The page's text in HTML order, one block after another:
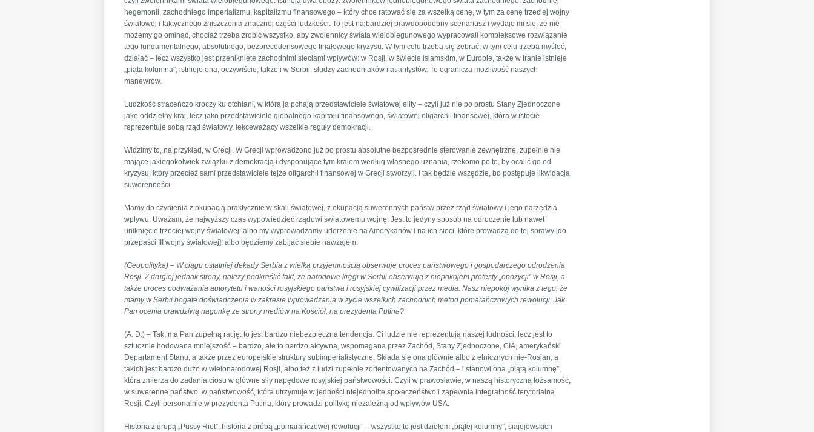
hegemonii, zachodniego imperializmu, kapitalizmu finansowego – który chce ratować się za wszelką cenę, w tym za cenę trzeciej wojny
światowej i faktycznego zniszczenia znacznej części ludzkości. To jest najbardziej prawdopodobny scenariusz i wydaje mi się, że nie
możemy go ominąć, chociaż trzeba zrobić wszystko, aby zwolennicy świata wielobiegunowego wypracowali kompleksowe rozwiązanie
tego fundamentalnego, absolutnego, bezprecedensowego finałowego kryzysu. W tym celu trzeba się zebrać, w tym celu trzeba myśleć,
działać – lecz wszystko jest przeniknięte zachodnimi sieciami wpływów: w Rosji, w świecie islamskim, w Europie, także w Iranie istnieje
„piąta kolumna”; istnieje ona, oczywiście, także i w Serbii: słudzy zachodniaków i atlantystów. To оgranicza możliwość naszych
manewrów.
Ludzkość straceńczo kroczy ku otchłani, w którą ją pchają przedstawiciele światowej elity – czyli już nie po prostu Stany Zjednoczone
jako oddzielny kraj, lecz jako przedstawiciele globalnego kapitału finansowego, światowej oligarchii finansowej, która w istocie
reprezentuje sobą rząd światowy, lekceważący wszelkie reguły demokracji.
Widzimy to, na przykład, w Grecji. W Grecji wprowadzono już po prostu absolutne bezpośrednie sterowanie zewnętrzne, zupełnie nie
mające jakiegokolwiek związku z demokracją i dysponujące tym krajem według własnego uznania, rzekomo po to, by ocalić go od
kryzysu, który przecież sami przedstawiciele tejże oligarchii finansowej w Grecji stworzyli. I tak będzie wszędzie, bo postępuje likwidacja
suwerenności.
Mamy do czynienia z okupacją praktycznie w skali światowej, z okupacją suwerennych państw przez rząd światowy i jego narzędzia
wpływu. Uważam, że najwyższy czas wypowiedzieć rządowi światowemu wojnę. Jest to jedyny sposób na odroczenie lub nawet
uniknięcie trzeciej wojny światowej: albo my wyprowadzamy uderzenie na Amerykanów i na ich sieci, które prowadzą do tej sprawy [do
przepaści III wojny światowej], albo będziemy zabijać siebie nawzajem.
(Geopolityka) – W ciągu ostatniej dekady Serbia z wielką przyjemnością obserwuje proces państwowego i gospodarczego odrodzenia
Rosji. Z drugiej jednak strony, należy podkreślić fakt, że narodowe kręgi w Serbii obserwują z niepokojem protesty „opozycji” w Rosji, a
także proces podważania autorytetu i wartości rosyjskiego państwa i rosyjskiej cywilizacji przez media. Nasz niepokój wynika z tego, że
mamy w Serbii bogate doświadczenia w zakresie wprowadzania w życie wszelkich zachodnich metod pomarańczowych rewolucji. Jak
Pan ocenia prawdziwą nagonkę ze strony mediów na Kościół, na prezydenta Putina?
(A. D.) – Tak, ma Pan zupełną rację: to jest bardzo niebezpieczna tendencja. Ci ludzie nie reprezentują naszej ludności, lecz jest to
sztucznie hodowana mniejszość – bardzo, ale to bardzo aktywna, wspomagana przez Zachód, Stany Zjednoczone, CIA, amerykański
Departament Stanu, a także przez europejskie struktury subimperialistyczne. Składa się ona głównie albo z etnicznych nie-Rosjan, a
takich jest bardzo dużo w wielonarodowej Rosji, albo też z ludzi zupełnie zorientowanych na Zachód – i stanowi ona „piątą kolumnę”,
która zmierza do zadania ciosu w główne siły napędowe rosyjskiej państwowości. Czyli w prawosławie, w naszą historyczną tożsamość,
w suwerenne państwo, w państwowość, która utrzymuje w jedności niejednolite społeczeństwo i zapewnia integralność terytorialną
Rosji. Czyli personalnie w prezydenta Putina, który prowadzi politykę niezależną od wpływów USA.
Historia z grupą „Pussy Riot”, historia z próbą „pomarańczowej rewolucji” – wszystko to jest dziełem „piątej kolumny”, siajejowskich